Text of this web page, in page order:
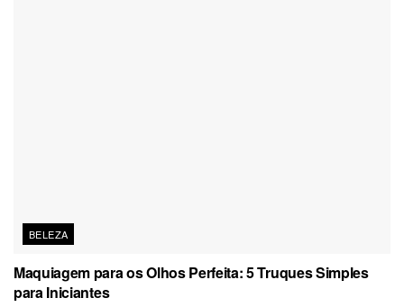
BELEZA
Maquiagem para os Olhos Perfeita: 5 Truques Simples
para Iniciantes